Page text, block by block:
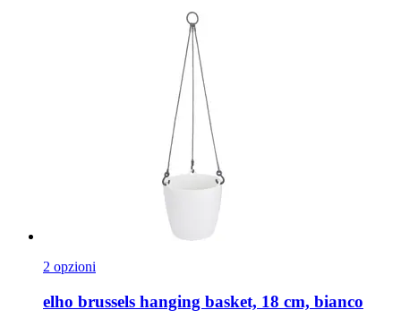
2 opzioni
elho brussels hanging basket, 18 cm, bianco